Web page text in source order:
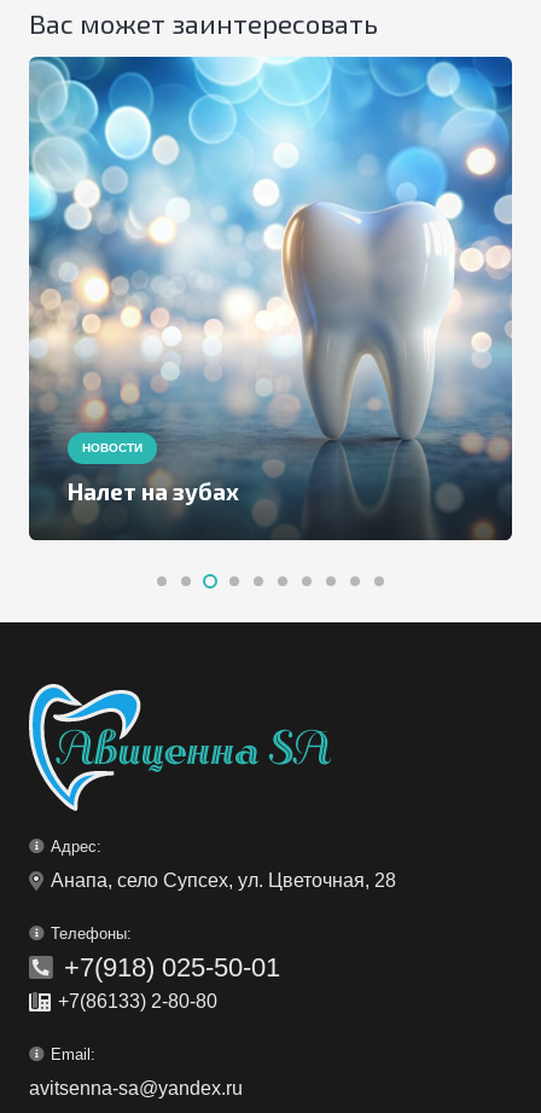
Вас может заинтересовать
НОВОСТИ
Налет на зубах
Адрес:
Анапа, село Супсех, ул. Цветочная, 28
Телефоны:
+7(918) 025-50-01
+7(86133) 2-80-80
Email:
avitsenna-sa@yandex.ru